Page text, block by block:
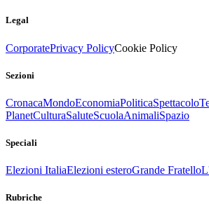
Legal
CorporatePrivacy PolicyCookie Policy
Sezioni
CronacaMondoEconomiaPoliticaSpettacolo
PlanetCulturaSaluteScuolaAnimaliSpazio
Speciali
Elezioni ItaliaElezioni esteroGrande Fratello
Rubriche